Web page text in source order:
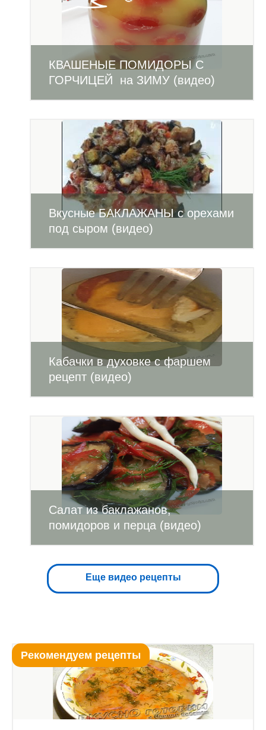
КВАШЕНЫЕ ПОМИДОРЫ С
ГОРЧИЦЕЙ на ЗИМУ (видео)
Вкусные БАКЛАЖАНЫ с орехами
под сыром (видео)
Кабачки в духовке с фаршем
рецепт (видео)
Салат из баклажанов,
помидоров и перца (видео)
Еще видео рецепты
Рекомендуем рецепты